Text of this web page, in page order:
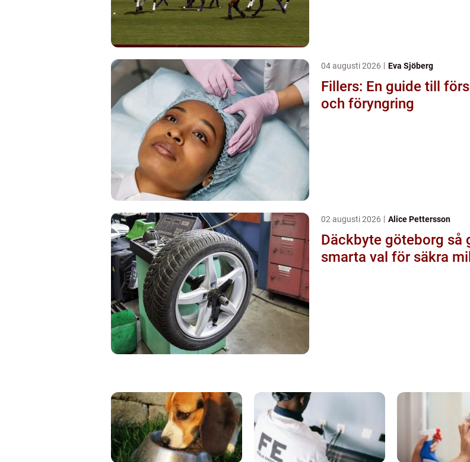
04 augusti 2026 Eva Sjöberg
Fillers: En guide till
och föryngring
02 augusti 2026 Alice Pettersson
Däckbyte göteborg så gör du
smarta val för säkra